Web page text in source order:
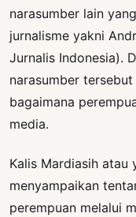
narasumber lain
jurnalisme yakni
Jurnalis Indonesia).
narasumber
bagaimana
media.
Kalis Mardiasih atau
menyampaikan
perempuan melalui